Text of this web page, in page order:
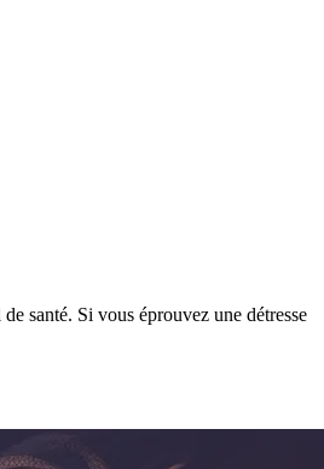
santé. Si vous éprouvez une détresse